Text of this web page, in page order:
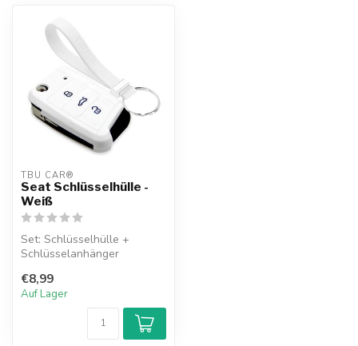
TBU CAR®
Seat Schlüsselhülle -
Weiß
Set: Schlüsselhülle +
Schlüsselanhänger
€8,99
Auf Lager